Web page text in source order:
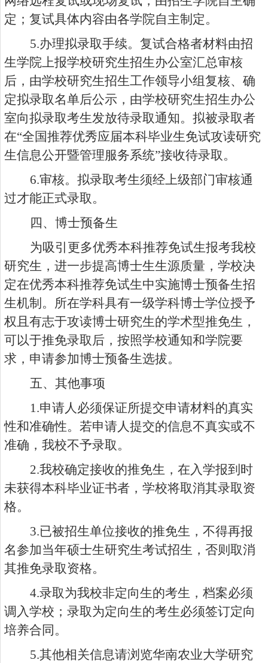
定；复试具体内容由各学院自主制定。
5.办理拟录取手续。复试合格者材料由招
生学院上报学校研究生招生办公室汇总审核
后，由学校研究生招生工作领导小组复核、确
定拟录取名单后公示，由学校研究生招生办公
室向拟录取考生发放待录取通知。拟被录取者
在“全国推荐优秀应届本科毕业生免试攻读研究
生信息公开暨管理服务系统”接收待录取。
6.审核。拟录取考生须经上级部门审核通
过才能正式录取。
四、博士预备生
为吸引更多优秀本科推荐免试生报考我校
研究生，进一步提高博士生生源质量，学校决
定在优秀本科推荐免试生中实施博士预备生招
生机制。所在学科具有一级学科博士学位授予
权且有志于攻读博士研究生的学术型推免生，
可以于推免录取后，按照学校通知和学院要
求，申请参加博士预备生选拔。
五、其他事项
1.申请人必须保证所提交申请材料的真实
性和准确性。若申请人提交的信息不真实或不
准确，我校不予录取。
2.我校确定接收的推免生，在入学报到时
未获得本科毕业证书者，学校将取消其录取资
格。
3.已被招生单位接收的推免生，不得再报
名参加当年硕士生研究生考试招生，否则取消
其推免录取资格。
4.录取为我校非定向生的考生，档案必须
调入学校；录取为定向生的考生必须签订定向
培养合同。
5.其他相关信息请浏览华南农业大学研究